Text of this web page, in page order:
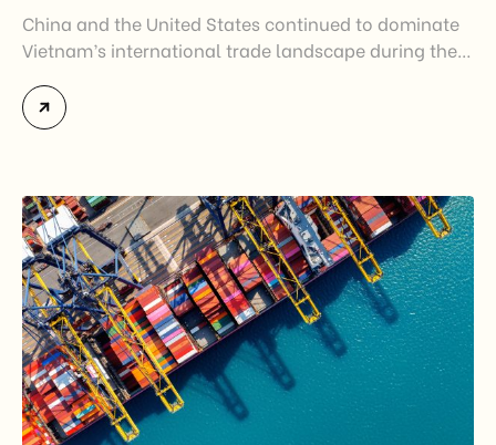
China and the United States continued to dominate
Vietnam’s international trade landscape during the
accounted for more than half of Vietnam’s total
import-export turnover, highlighting their strategic
China remained Vietnam’s largest trading partner
and […]